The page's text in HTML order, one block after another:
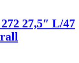
27,5″ L/47